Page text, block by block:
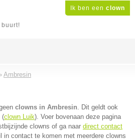
Ik ben een clown
Ambresin
clowns in Ambresin. Dit geldt ook
(clown Luik). Voer bovenaan deze pagina
clowns of ga naar direct contact
in contact te komen met meerdere clowns